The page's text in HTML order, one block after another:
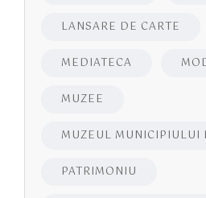
LANSARE DE CARTE
MEDIATECA
MUZEE
MUZEUL MUNICIPIULUI
PATRIMONIU